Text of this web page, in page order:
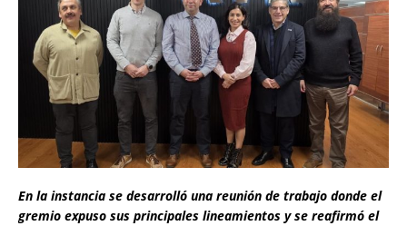
En la instancia se desarrolló una reunión de trabajo donde el
gremio expuso sus principales lineamientos y se reafirmó el